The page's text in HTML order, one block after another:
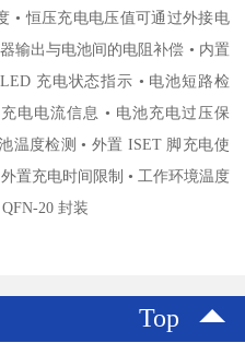
• 恒压充电电压值可通过外接电
输出与电池间的电阻补偿 • 内置
充电状态指示 • 电池短路检
电电流信息 • 电池充电过压保
温度检测 • 外置 ISET 脚充电使
置充电时间限制 • 工作环境温度
20 封装
Top